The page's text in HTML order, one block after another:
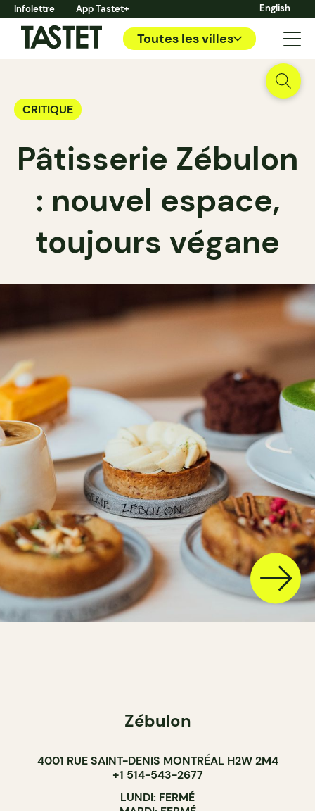
Infolettre App Tastet+ English
Toutes les villes
CRITIQUE
Pâtisserie Zébulon
: nouvel espace,
toujours végane
Zébulon
4001 RUE SAINT-DENIS MONTRÉAL H2W 2M4
+1 514-543-2677
LUNDI: FERMÉ